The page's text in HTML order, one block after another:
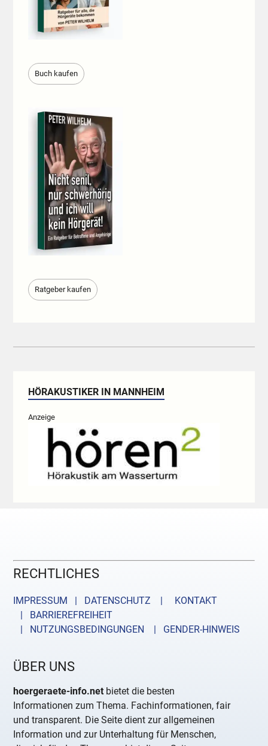
Buch kaufen
Ratgeber kaufen
HÖRAKUSTIKER IN MANNHEIM
Anzeige
RECHTLICHES
IMPRESSUM | DATENSCHUTZ |
KONTAKT
| BARRIEREFREIHEIT
| NUTZUNGSBEDINGUNGEN
| GENDER-HINWEIS
ÜBER UNS
hoergeraete-info.net bietet die besten
Informationen zum Thema. Fachinformationen, fair
und transparent. Die Seite dient zur allgemeinen
Information und zur Unterhaltung für Menschen,